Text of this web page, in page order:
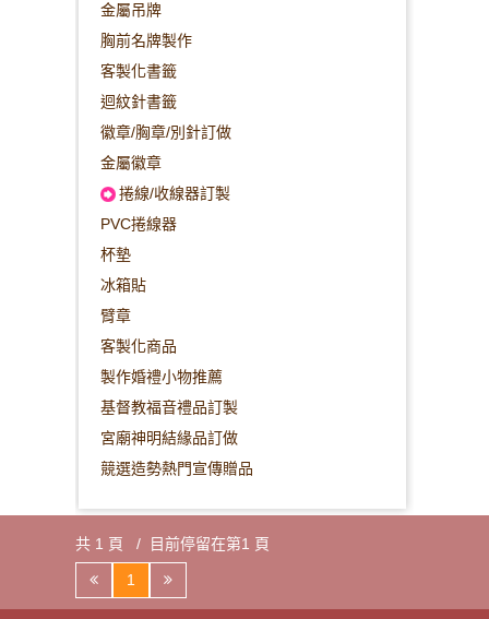
金屬吊牌
胸前名牌製作
客製化書籤
迴紋針書籤
徽章/胸章/別針訂做
金屬徽章
捲線/收線器訂製
PVC捲線器
杯墊
冰箱貼
臂章
客製化商品
製作婚禮小物推薦
基督教福音禮品訂製
宮廟神明結緣品訂做
競選造勢熱門宣傳贈品
共 1 頁 / 目前停留在第1 頁
1